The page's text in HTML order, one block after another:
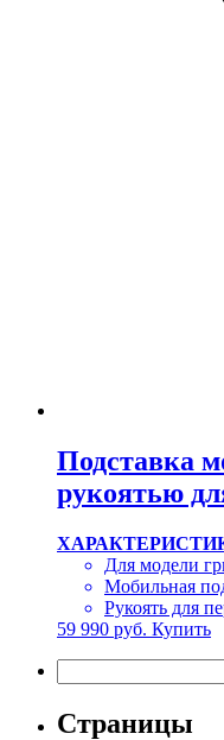
Подставка
рукоятью
Для модели
Мобильная
Рукоять для
59 990 руб. Купить
Страницы